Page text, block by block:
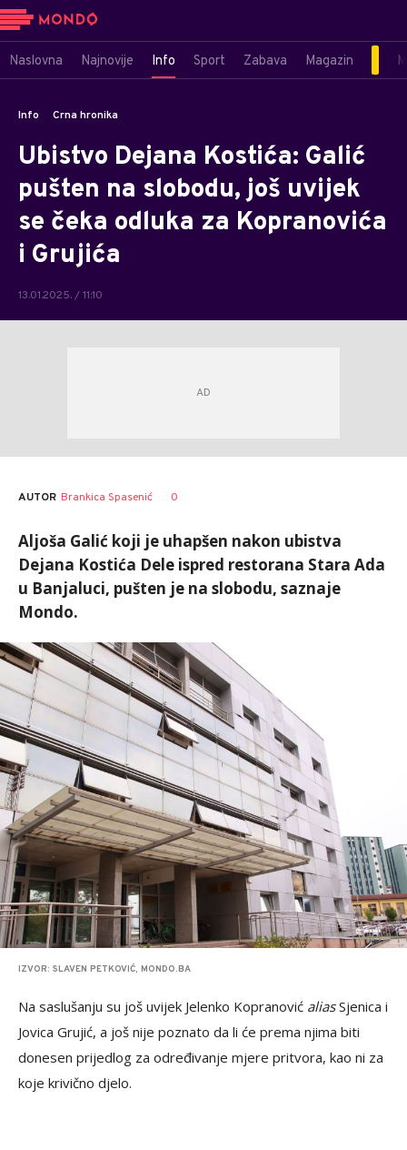
Naslovna Najnovije Info Sport Zabava Magazin
Info Crna hronika
Ubistvo Dejana Kostića: Galić
pušten na slobodu, još uvijek
se čeka odluka za Kopranovića
i Grujića
13.01.2025. / 11:10
AUTOR Brankica Spasenić 0
Aljoša Galić koji je uhapšen nakon ubistva
Dejana Kostića Dele ispred restorana Stara Ada
u Banjaluci, pušten je na slobodu, saznaje
Mondo.
IZVOR: SLAVEN PETKOVIĆ, MONDO.BA
Na saslušanju su još uvijek Jelenko Kopranović aliasSjenica i
Jovica Grujić, a još nije poznato da li će prema njima biti
donesen prijedlog za određivanje mjere pritvora, kao ni za
koje krivično djelo.